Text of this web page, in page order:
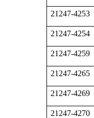
21247-4253
21247-4254
21247-4259
21247-4265
21247-4269
21247-4270